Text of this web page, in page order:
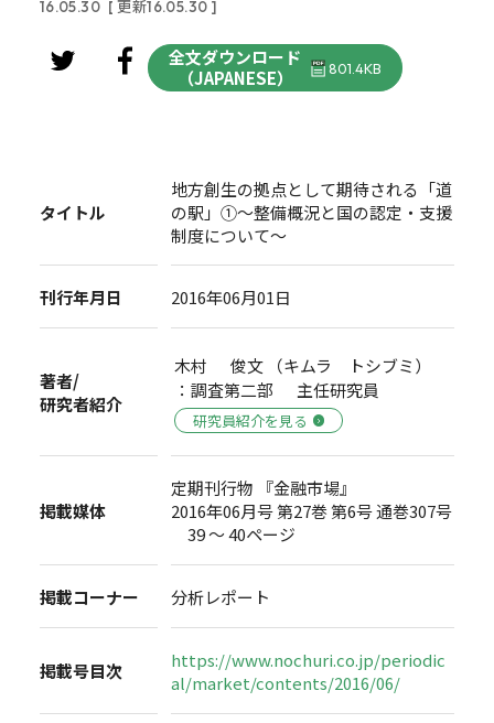
16.05.30 [ 更新16.05.30 ]
全文ダウンロード
（JAPANESE）
801.4KB
タイトル
地方創生の拠点として期待される「道
の駅」①～整備概況と国の認定・支援
制度について～
刊行年月日 2016年06月01日
著者/
研究者紹介
木村 俊文 （キムラ トシブミ）
：調査第二部 主任研究員
研究員紹介を見る
掲載媒体
定期刊行物 『金融市場』
2016年06月号 第27巻 第6号 通巻307号
39 ～ 40ページ
掲載コーナー 分析レポート
掲載号目次
https://www.nochuri.co.jp/periodic
al/market/contents/2016/06/